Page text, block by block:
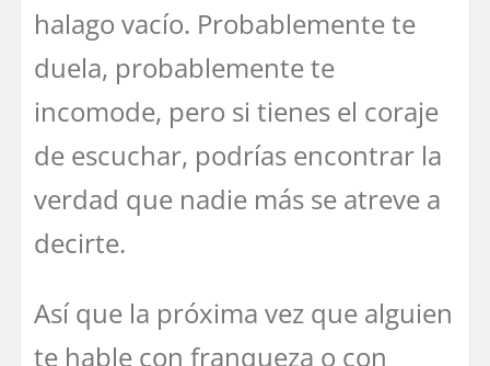
halago vacío. Probablemente te
duela, probablemente te
incomode, pero si tienes el coraje
de escuchar, podrías encontrar la
verdad que nadie más se atreve a
decirte.
Así que la próxima vez que alguien
te hable con franqueza o con